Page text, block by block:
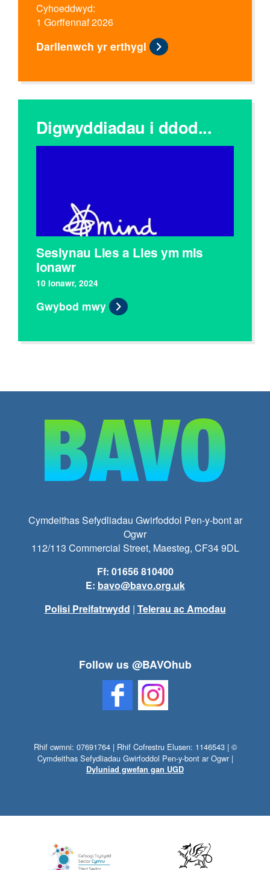
Cyhoeddwyd:
1 Gorffennaf 2026
Darllenwch yr erthygl
Digwyddiadau i ddod...
Sesiynau Lles a Lles ym mis
Ionawr
10 Ionawr, 2024
Gwybod mwy
Cymdeithas Sefydliadau Gwirfoddol Pen-y-bont ar
Ogwr
112/113 Commercial Street, Maesteg, CF34 9DL
Ff: 01656 810400
E: bavo@bavo.org.uk
Polisi Preifatrwydd | Telerau ac Amodau
Follow us @BAVOhub
Rhif cwmni: 07691764 | Rhif Cofrestru Elusen: 1146543 | ©
Cymdeithas Sefydliadau Gwirfoddol Pen-y-bont ar Ogwr |
Dyluniad gwefan gan UGD